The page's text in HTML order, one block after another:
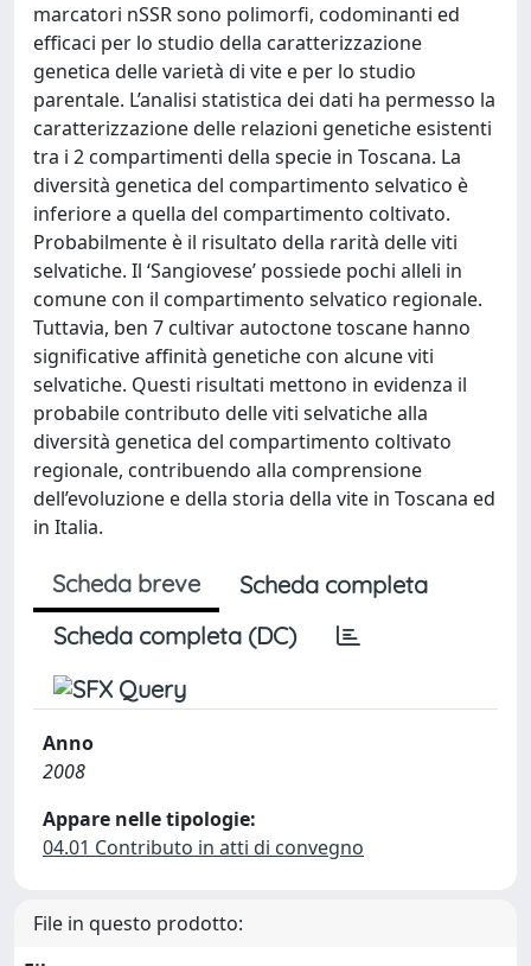
marcatori nSSR sono polimorfi, codominanti ed
efficaci per lo studio della caratterizzazione
genetica delle varietà di vite e per lo studio
parentale. L’analisi statistica dei dati ha permesso la
caratterizzazione delle relazioni genetiche esistenti
tra i 2 compartimenti della specie in Toscana. La
diversità genetica del compartimento selvatico è
inferiore a quella del compartimento coltivato.
Probabilmente è il risultato della rarità delle viti
selvatiche. Il ‘Sangiovese’ possiede pochi alleli in
comune con il compartimento selvatico regionale.
Tuttavia, ben 7 cultivar autoctone toscane hanno
significative affinità genetiche con alcune viti
selvatiche. Questi risultati mettono in evidenza il
probabile contributo delle viti selvatiche alla
diversità genetica del compartimento coltivato
regionale, contribuendo alla comprensione
dell’evoluzione e della storia della vite in Toscana ed
in Italia.
Scheda breve
Scheda completa
Scheda completa (DC)
Anno
2008
Appare nelle tipologie:
04.01 Contributo in atti di convegno
File in questo prodotto: